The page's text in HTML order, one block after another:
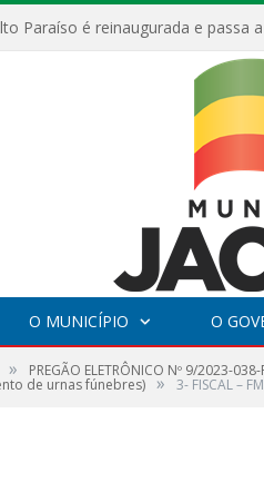
O MUNICÍPIO O
» PREGÃO ELETRÔNICO Nº 9/2023-
de urnas fúnebres) » 3- FISCAL –